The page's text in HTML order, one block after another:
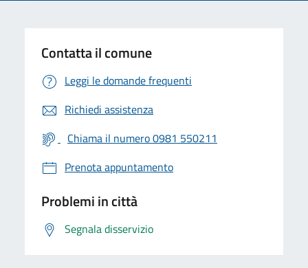
Contatta il comune
Leggi le domande frequenti
Richiedi assistenza
Chiama il numero 0981 550211
Prenota appuntamento
Problemi in città
Segnala disservizio